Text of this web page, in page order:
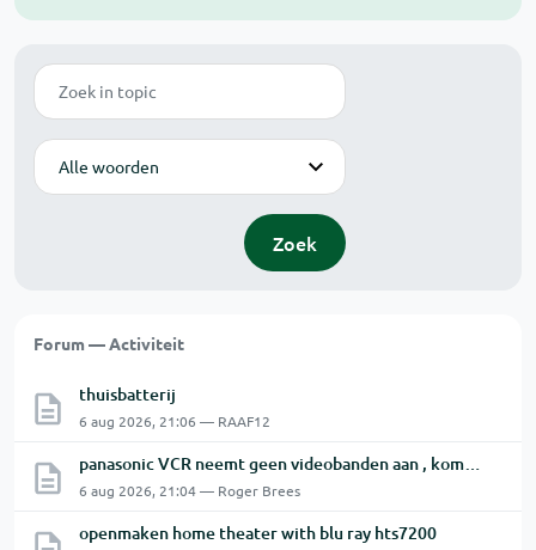
Zoek
Modus
Zoek
Forum — Activiteit
thuisbatterij
6 aug 2026, 21:06 — RAAF12
panasonic VCR neemt geen videobanden aan , komen er onmiddellijk terug uit.
6 aug 2026, 21:04 — Roger Brees
openmaken home theater with blu ray hts7200